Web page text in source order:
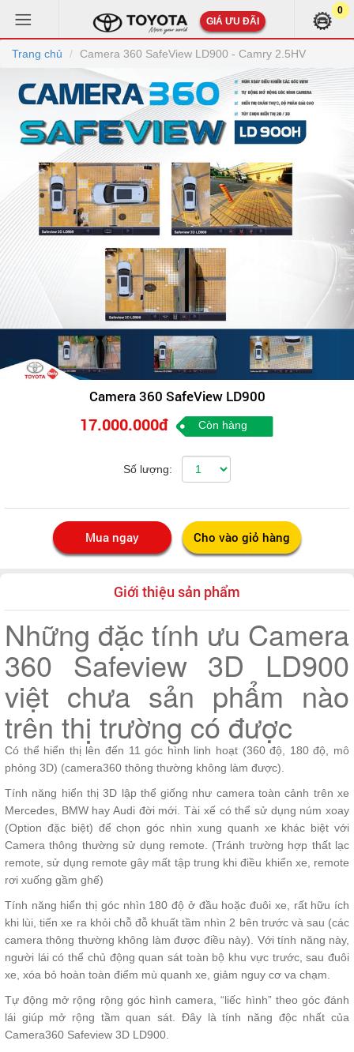
GIÁ ƯU ĐÃI
0
Trang chủ Camera 360 SafeView LD900 - Camry 2.5HV
Camera 360 SafeView LD900
17.000.000đ Còn hàng
Số lượng:
Giới thiệu sản phẩm
Những đặc tính ưu Camera
360 Safeview 3D LD900
việt chưa sản phẩm nào
trên thị trường có được
Có thể hiển thị lên đến 11 góc hình linh hoạt (360 độ, 180 độ, mô
phỏng 3D) (camera360 thông thường không làm được).
Tính năng hiển thị 3D lập thể giống như camera toàn cảnh trên xe
Mercedes, BMW hay Audi đời mới. Tài xế có thể sử dụng núm xoay
(Option đặc biệt) để chọn góc nhìn xung quanh xe khác biệt với
Camera thông thường sử dụng remote. (Tránh trường hợp thất lạc
remote, sử dụng remote gây mất tập trung khi điều khiển xe, remote
rơi xuống gầm ghế)
Tính năng hiển thị góc nhìn 180 độ ở đầu hoặc đuôi xe, rất hữu ích
khi lùi, tiến xe ra khỏi chỗ đỗ khuất tầm nhìn 2 bên trước và sau (các
camera thông thường không làm được điều này). Với tính năng này,
người lái có thể chủ động quan sát toàn bộ khu vực trước, sau đuôi
xe, xóa bỏ hoàn toàn điểm mù quanh xe, giảm nguy cơ va chạm.
Tự động mở rộng rộng góc hình camera, “liếc hình” theo góc đánh
lái giúp mở rộng tầm quan sát. Đây là tính năng độc nhất của
Camera360 Safeview 3D LD900.